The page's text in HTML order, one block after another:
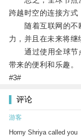
跨越时空的连接方式
随着互联网的不
力，并且在未来将继
通过使用全球节
带来的便利和乐趣。
#3#
评论
游客
Horny Shriya called you